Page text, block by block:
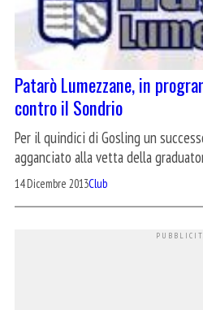
Patarò Lumezzane, in
contro il Sondrio
Per il quindici di Gosling un
agganciato alla vetta della
14 Dicembre 2013Club